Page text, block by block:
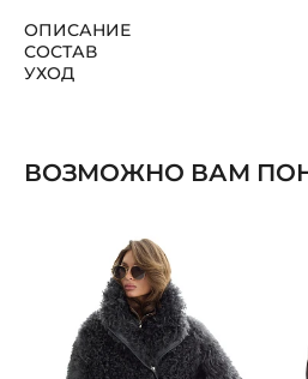
ОПИСАНИЕ
СОСТАВ
УХОД
ВОЗМОЖНО ВАМ